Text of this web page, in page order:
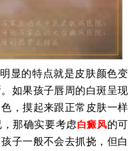
显的特点就是皮肤颜色变
如果孩子唇周的白斑呈现
，摸起来跟正常皮肤一样
那确实要考虑白癜风的可
子一般不会去抓挠，但白